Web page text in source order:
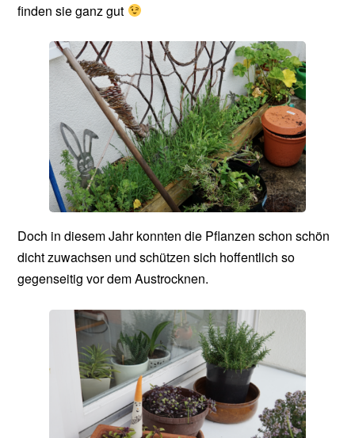
finden sie ganz gut
Doch in diesem Jahr konnten die Pflanzen schon schön
dicht zuwachsen und schützen sich hoffentlich so
gegenseitig vor dem Austrocknen.